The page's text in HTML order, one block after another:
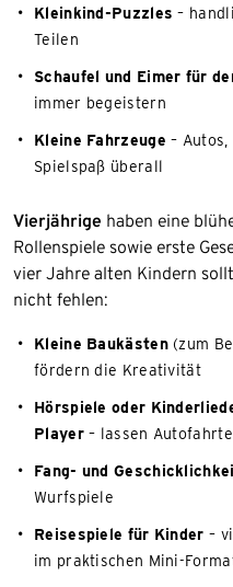
Kleinkind-Puzzles –
Teilen
Schaufel und Eimer für
immer begeistern
Kleine Fahrzeuge –
Spielspaß überall
Vierjährige haben eine
Rollenspiele sowie erste
vier Jahre alten Kindern
nicht fehlen:
Kleine Baukästen(zum
fördern die Kreativität
Hörspiele oder
Player– lassen
Fang- und
Wurfspiele
Reisespiele für Kinder –
im praktischen Mini-